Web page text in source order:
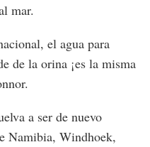
mar.
el agua para
de la orina ¡es la misma
a ser de nuevo
Namibia, Windhoek,